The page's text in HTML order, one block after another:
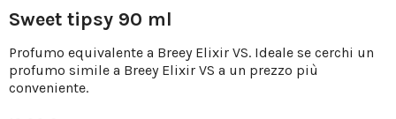
Sweet tipsy 90 ml
Profumo equivalente a Breey Elixir VS. Ideale se cerchi un
profumo simile a Breey Elixir VS a un prezzo più
conveniente.